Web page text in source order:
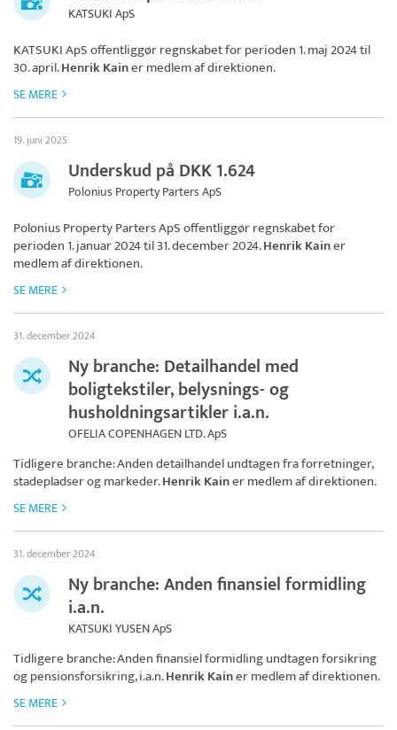
KATSUKI ApS
KATSUKI ApSoffentliggør regnskabet for perioden 1. maj 2024 til
30. april.Henrik Kainer medlem af direktionen.
SE MERE
19. juni 2025
Underskud på DKK 1.624
Polonius Property Parters ApS
Polonius Property Parters ApSoffentliggør regnskabet for
perioden 1. januar 2024 til 31. december 2024.Henrik Kainer
medlem af direktionen.
SE MERE
31. december 2024
Ny branche: Detailhandel med
boligtekstiler, belysnings- og
husholdningsartikler i.a.n.
OFELIA COPENHAGEN LTD. ApS
Tidligere branche: Anden detailhandel undtagen fra forretninger,
stadepladser og markeder.Henrik Kainer medlem af direktionen.
SE MERE
31. december 2024
Ny branche: Anden finansiel formidling
i.a.n.
KATSUKI YUSEN ApS
Tidligere branche: Anden finansiel formidling undtagen forsikring
og pensionsforsikring, i.a.n.Henrik Kainer medlem af direktionen.
SE MERE